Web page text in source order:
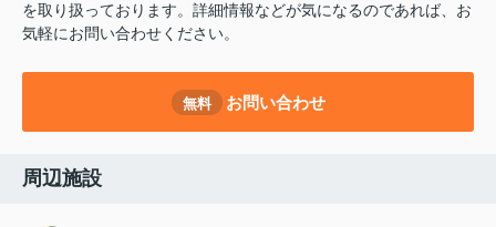
を取り扱っております。詳細情報などが気になるのであれば、お
気軽にお問い合わせください。
無料 お問い合わせ
周辺施設